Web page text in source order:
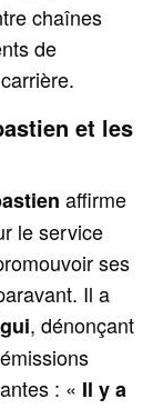
chaînes
de
et les
affirme
le service
ses
Il a
, dénonçant
: « Il y a